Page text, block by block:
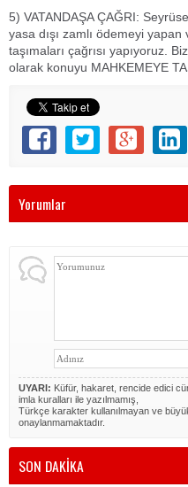
5) VATANDAŞA ÇAĞRI:
yasa dışı zamlı ödemeyi
taşımaları çağrısı yapıyoruz.
olarak konuyu MAHKEMEYE
Yorumlar
UYARI: Küfür, hakaret, rencide edici
imla kuralları ile yazılmamış,
Türkçe karakter kullanılmayan ve
onaylanmamaktadır.
SON DAKİKA